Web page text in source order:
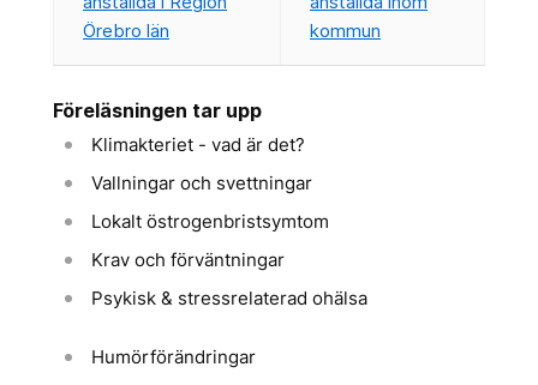
Örebro län
kommun
Föreläsningen tar upp
Klimakteriet - vad är det?
Vallningar och svettningar
Lokalt östrogenbristsymtom
Krav och förväntningar
Psykisk & stressrelaterad ohälsa
Humörförändringar